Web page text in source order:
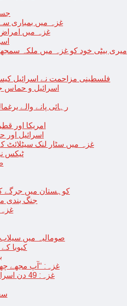
جسے
غزہ میں بمباری
غزہ میں
میری بیٹی خود کو غزہ میں ملکہ
فلسطینی مزاحمت نے اسرائیل
اسرائیل و حماس جنگ بندی میں 2 روز کی
رہائی پانے والے
امریکا اور
اسرائیل
غزہ میں سٹار لنک سیٹلائٹ
ٹیکس
< > کوہستان میں
جنگ بندی
صومالیہ میں سیلاب سے7 لاکھ افراد بے گھر،بڑے پیمانے پر زرعی زمین
کیوبا
غزہ: “آپ مجھے
غزہ: 49 دن اسرائیلی بمباری کے بعد عارضی جنگ بندی، فلسطینیوں کی اپنے گھر واپسی